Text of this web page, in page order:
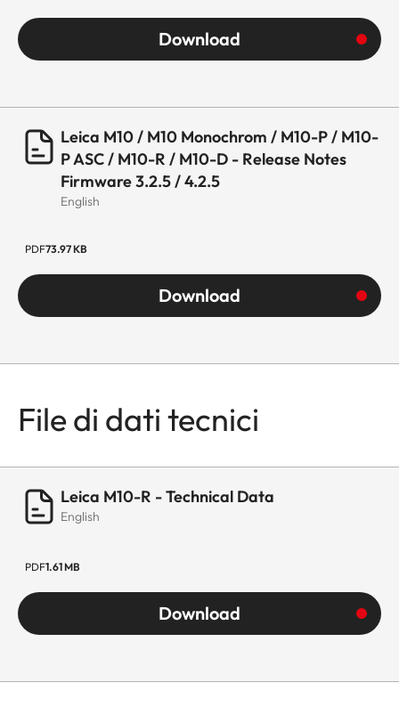
Download
Leica M10 / M10 Monochrom / M10-P / M10-
P ASC / M10-R / M10-D - Release Notes
Firmware 3.2.5 / 4.2.5
English
PDF73.97 KB
Download
File di dati tecnici
Leica M10-R - Technical Data
English
PDF1.61 MB
Download